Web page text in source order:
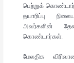
பெற்றுக்
தயாரிப்பு
அவர்களின்
கொண்டார்கள்.
மேலதிக